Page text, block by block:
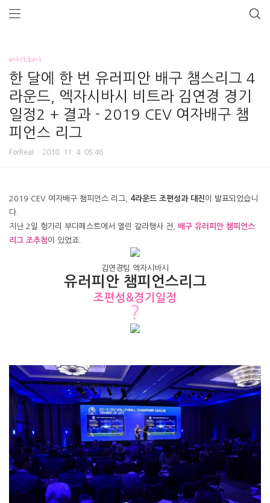
배구/프로배구
한 달에 한 번 유러피안 배구 챔스리그 4
라운드, 엑자시바시 비트라 김연경 경기
일정2 + 결과 - 2019 CEV 여자배구 챔
피언스 리그
ForReal 2018. 11. 4. 05:46
2019 CEV 여자배구 챔피언스 리그, 4라운드 조편성과 대진이 발표되었습니
다.
지난 2일 헝가리 부다페스트에서 열린 갈라행사 전,
배구 유러피안 챔피언스
리그 조추첨이 있었죠.
김연경팀 엑자시바시
유러피안 챔피언스리그
조편성&경기일정
?